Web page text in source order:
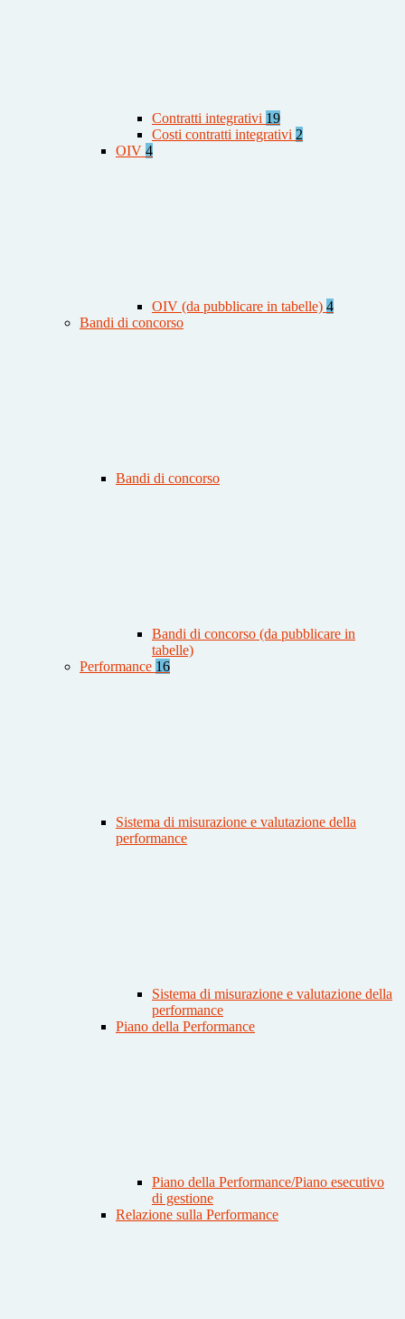
Contratti integrativi 19
Costi contratti integrativi 2
OIV 4
OIV (da pubblicare in tabelle) 4
Bandi di concorso
Bandi di concorso
Bandi di concorso (da pubblicare in
tabelle)
Performance 16
Sistema di misurazione e valutazione della
performance
Sistema di misurazione e valutazione della
performance
Piano della Performance
Piano della Performance/Piano esecutivo
di gestione
Relazione sulla Performance